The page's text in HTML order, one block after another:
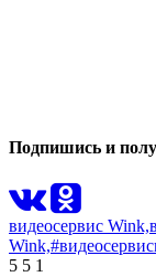
Подпишись и
видеосервис Wink,
Wink,
5 5 1